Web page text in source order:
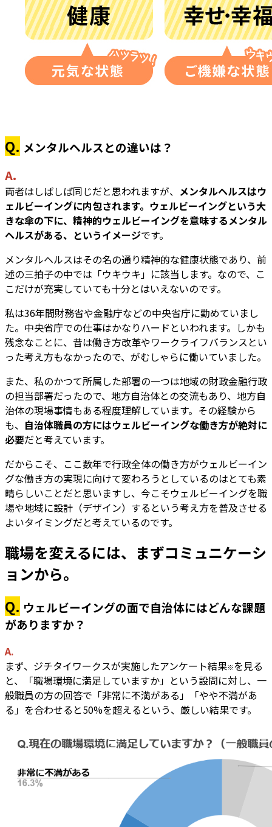
Q. メンタルヘルスとの違いは？
A.
両者はしばしば同じだと思われますが、 メンタルヘルスはウ
ェルビーイングに内包されます。ウェルビーイングという大
きな傘の下に、精神的ウェルビーイングを意味するメンタル
ヘルスがある、というイメージです。
メンタルヘルスはその名の通り精神的な健康状態であり、前
述の三拍子の中では「ウキウキ」に該当します。なので、こ
こだけが充実していても十分とはいえないのです。
私は36年間財務省や金融庁などの中央省庁に勤めていまし
た。中央省庁での仕事はかなりハードといわれます。しかも
残念なことに、昔は働き方改革やワークライフバランスとい
った考え方もなかったので、がむしゃらに働いていました。
また、私のかつて所属した部署の一つは地域の財政金融行政
の担当部署だったので、地方自治体との交流もあり、地方自
治体の現場事情もある程度理解しています。その経験から
も、 自治体職員の方にはウェルビーイングな働き方が絶対に
必要だと考えています。
だからこそ、ここ数年で行政全体の働き方がウェルビーイン
グな働き方の実現に向けて変わろうとしているのはとても素
晴らしいことだと思いますし、今こそウェルビーイングを職
場や地域に設計（デザイン）するという考え方を普及させる
よいタイミングだと考えているのです。
職場を変えるには、まずコミュニケーシ
ョンから。
Q. ウェルビーイングの面で自治体にはどんな課題
がありますか？
A.
まず、ジチタイワークスが実施したアンケート結果※を見る
と、「職場環境に満足していますか」という設問に対し、一
般職員の方の回答で「非常に不満がある」「やや不満があ
る」を合わせると50%を超えるという、厳しい結果です。